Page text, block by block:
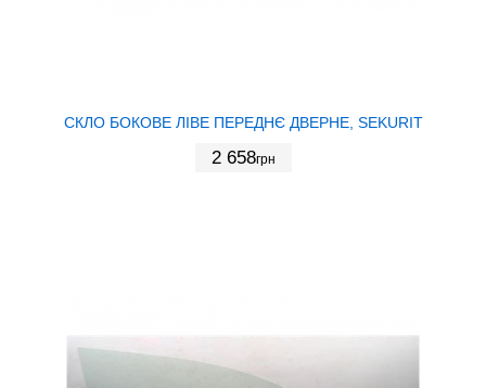
СКЛО БОКОВЕ ЛІВЕ ПЕРЕДНЄ ДВЕРНЕ, SEKURIT
2 658грн